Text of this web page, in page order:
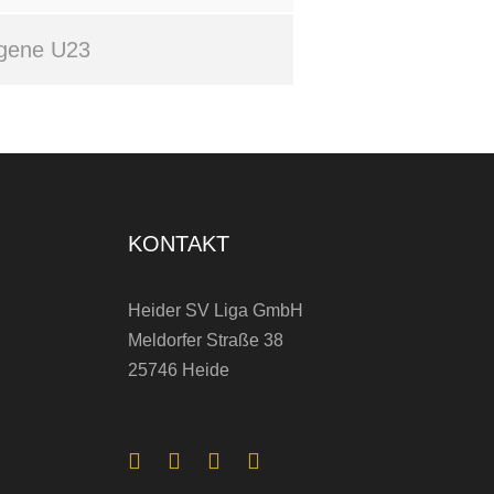
U23
KONTAKT
Heider SV Liga GmbH
Meldorfer Straße 38
25746 Heide